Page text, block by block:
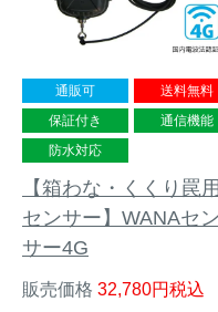
通販可
送料無料
保証付き
通信機能
防水対応
【箱わな・くくり罠用
センサー】WANAセン
サー4G
販売価格 32,780 税込